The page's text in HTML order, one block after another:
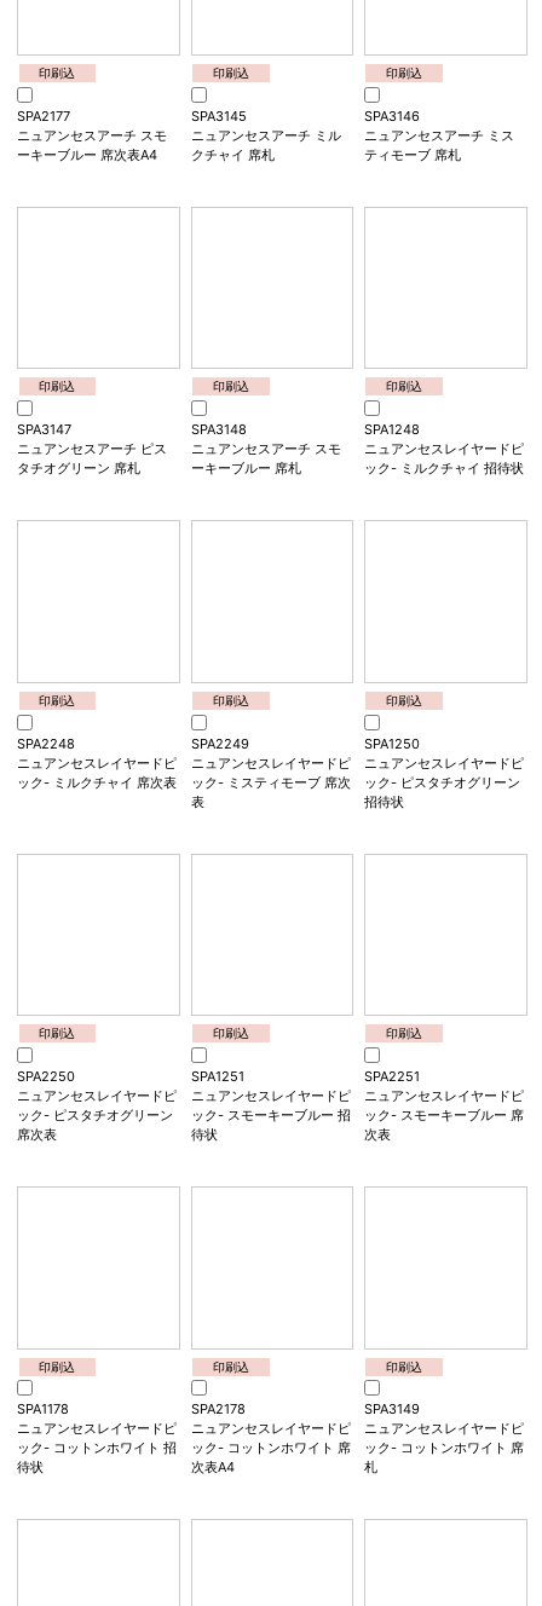
印刷込
SPA2173
ニュアンセスアーチ コッ
トンホワイト 席次表A4
印刷込
SPA2175
ニュアンセスアーチ ミス
ティモーブ 席次表A4
印刷込
SPA2176
ニュアンセスアーチ ピス
タチオグリーン 席次表A4
印刷込
SPA2177
ニュアンセスアーチ スモ
ーキーブルー 席次表A4
印刷込
SPA3145
ニュアンセスアーチ ミル
クチャイ 席札
印刷込
SPA3146
ニュアンセスアーチ ミス
ティモーブ 席札
印刷込
SPA3147
ニュアンセスアーチ ピス
タチオグリーン 席札
印刷込
SPA3148
ニュアンセスアーチ スモ
ーキーブルー 席札
印刷込
SPA1248
ニュアンセスレイヤードピ
ック- ミルクチャイ 招待状
印刷込
SPA2248
ニュアンセスレイヤードピ
ック- ミルクチャイ 席次表
印刷込
SPA2249
ニュアンセスレイヤードピ
ック- ミスティモーブ 席次
表
印刷込
SPA1250
ニュアンセスレイヤードピ
ック- ピスタチオグリーン
招待状
印刷込
SPA2250
ニュアンセスレイヤードピ
ック- ピスタチオグリーン
席次表
印刷込
SPA1251
ニュアンセスレイヤードピ
ック- スモーキーブルー 招
待状
印刷込
SPA2251
ニュアンセスレイヤードピ
ック- スモーキーブルー 席
次表